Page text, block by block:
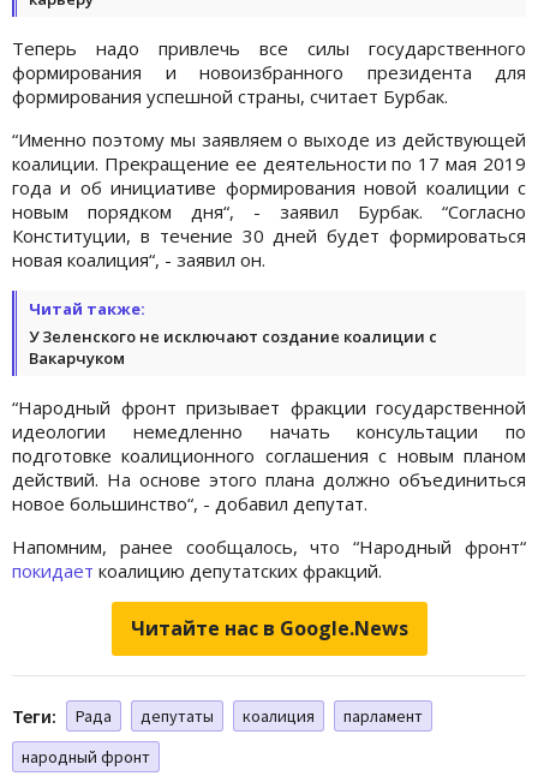
Теперь надо привлечь все силы государственного
формирования и новоизбранного президента для
формирования успешной страны, считает Бурбак.
“Именно поэтому мы заявляем о выходе из действующей
коалиции. Прекращение ее деятельности по 17 мая 2019
года и об инициативе формирования новой коалиции с
новым порядком дня“, - заявил Бурбак. “Согласно
Конституции, в течение 30 дней будет формироваться
новая коалиция“, - заявил он.
Читай также:
У Зеленского не исключают создание коалиции с
Вакарчуком
“Народный фронт призывает фракции государственной
идеологии немедленно начать консультации по
подготовке коалиционного соглашения с новым планом
действий. На основе этого плана должно объединиться
новое большинство“, - добавил депутат.
Напомним, ранее сообщалось, что “Народный фронт“
покидает коалицию депутатских фракций.
Читайте нас в Google.News
Теги: Рада депутаты коалиция
парламент
народный фронт